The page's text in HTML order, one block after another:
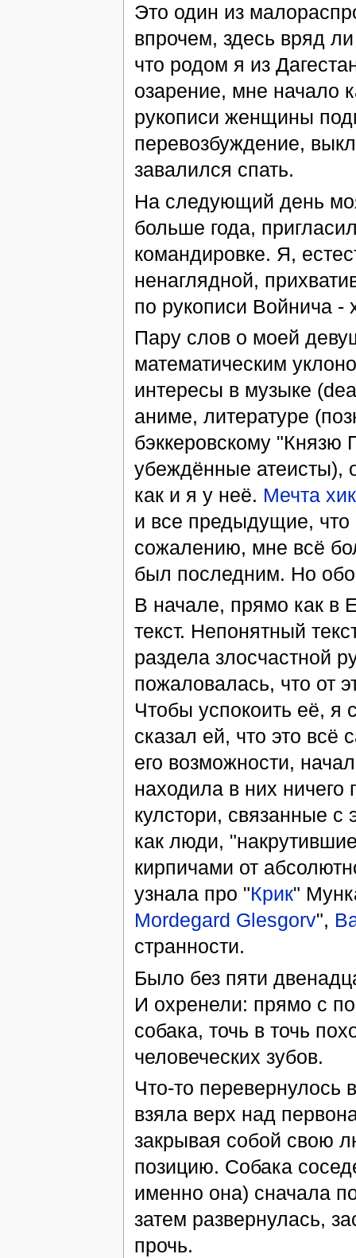
Это один из
впрочем, здесь вряд
что родом я из
озарение, мне начало
рукописи женщины
перевозбуждение,
завалился спать.
На следующий день
больше года,
командировке. Я,
ненаглядной,
по рукописи Войнича -
Пару слов о моей
математическим
интересы в музыке
аниме, литературе
бэккеровскому "Князю
убеждённые атеисты),
как и я у неё. Мечта
и все предыдущие, что
сожалению, мне всё
был последним. Но
В начале, прямо как в
текст. Непонятный
раздела злосчастной
пожаловалась, что от
Чтобы успокоить её, я
сказал ей, что это
его возможности,
находила в них
кулстори, связанные с
как люди,
кирпичами от
узнала про "Крик"
Mordegard Glesgorv",
странности.
Было без пяти
И охренели: прямо с
собака, точь в точь
человеческих зубов.
Что-то перевернулось
взяла верх над
закрывая собой свою
позицию. Собака
именно она) сначала
затем развернулась,
прочь.